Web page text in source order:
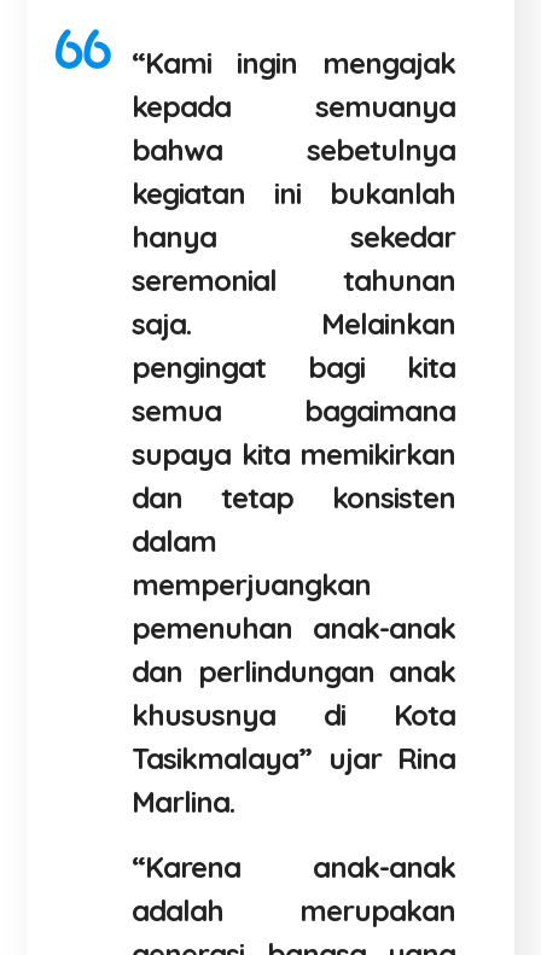
“Kami ingin mengajak
kepada semuanya
bahwa sebetulnya
kegiatan ini bukanlah
hanya sekedar
seremonial tahunan
saja. Melainkan
pengingat bagi kita
semua bagaimana
supaya kita memikirkan
dan tetap konsisten
dalam
memperjuangkan
pemenuhan anak-anak
dan perlindungan anak
khususnya di Kota
Tasikmalaya” ujar Rina
Marlina.
“Karena anak-anak
adalah merupakan